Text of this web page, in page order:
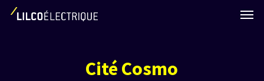
Skip
Menu
Cité Cosmo